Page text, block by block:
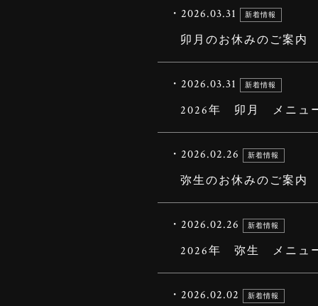
・2026.03.31 新着情報
卯月のお休みのご案内
・2026.03.31 新着情報
2026年 卯月 メニュ
・2026.02.26 新着情報
弥生のお休みのご案内
・2026.02.26 新着情報
2026年 弥生 メニュ
・2026.02.02 新着情報